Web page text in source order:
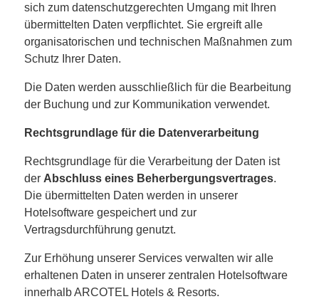
sich zum datenschutzgerechten Umgang mit Ihren
übermittelten Daten verpflichtet. Sie ergreift alle
organisatorischen und technischen Maßnahmen zum
Schutz Ihrer Daten.
Die Daten werden ausschließlich für die Bearbeitung
der Buchung und zur Kommunikation verwendet.
Rechtsgrundlage für die Datenverarbeitung
Rechtsgrundlage für die Verarbeitung der Daten ist
der Abschluss eines Beherbergungsvertrages.
Die übermittelten Daten werden in unserer
Hotelsoftware gespeichert und zur
Vertragsdurchführung genutzt.
Zur Erhöhung unserer Services verwalten wir alle
erhaltenen Daten in unserer zentralen Hotelsoftware
innerhalb ARCOTEL Hotels & Resorts.